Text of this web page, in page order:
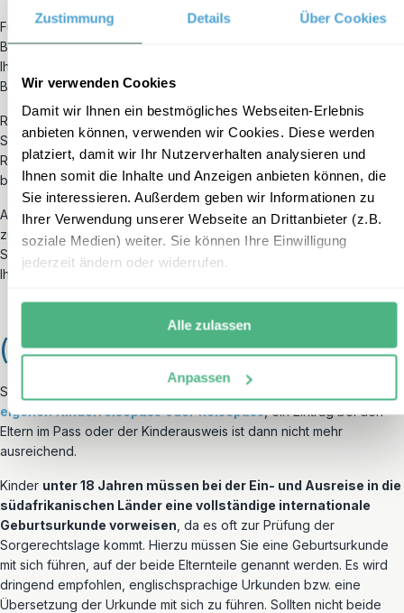
Zustimmung Details Über Cookies
Wir verwenden Cookies
Damit wir Ihnen ein bestmögliches Webseiten-Erlebnis
anbieten können, verwenden wir Cookies. Diese werden
platziert, damit wir Ihr Nutzerverhalten analysieren und
Ihnen somit die Inhalte und Anzeigen anbieten können, die
Sie interessieren. Außerdem geben wir Informationen zu
Ihrer Verwendung unserer Webseite an Drittanbieter (z.B.
soziale Medien) weiter. Sie können Ihre Einwilligung
jederzeit ändern oder widerrufen.
Alle zulassen
Anpassen
Für Reisende mit anderen Nationalitäten können andere
Bestimmungen anwendbar sein. Bitte erkundigen Sie sich direkt in
Ihrem Heimatland über die Einreisebestimmungen für Namibia,
Botswana, Simbabwe und Sambia.
Reisende mit Schweizer Staatsangehörigkeit können sich auf der
Seite derSchweizerischen Eidgenossenschaftinformieren,
Reisende mit österreichischer Staatsangehörigkeit
beimBundesministerium für Äußeres.
Auf unsererInfoseite für Schweizer und Österreicherfinden Sie
zudem weitere Tipps und Hinweise zu den Themen
Sicherungsschein, Reiseversicherung, Visum, Flüge und Bezahlung
Ihrer Reise.
(Ein-)Reise mit Kindern
Seit dem 26. Juni 2012
eigenen Kinderreisepass oder Reisepass, ein Eintrag bei den
Eltern im Pass oder der Kinderausweis ist dann nicht mehr
ausreichend.
Kinder unter 18 Jahren müssen bei der Ein- und Ausreise in die
südafrikanischen Länder eine vollständige internationale
Geburtsurkunde vorweisen , da es oft zur Prüfung der
Sorgerechtslage kommt. Hierzu müssen Sie eine Geburtsurkunde
mit sich führen, auf der beide Elternteile genannt werden. Es wird
dringend empfohlen, englischsprachige Urkunden bzw. eine
Übersetzung der Urkunde mit sich zu führen. Sollten nicht beide